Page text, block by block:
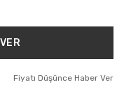
Fiyatı Düşünce Haber Ver